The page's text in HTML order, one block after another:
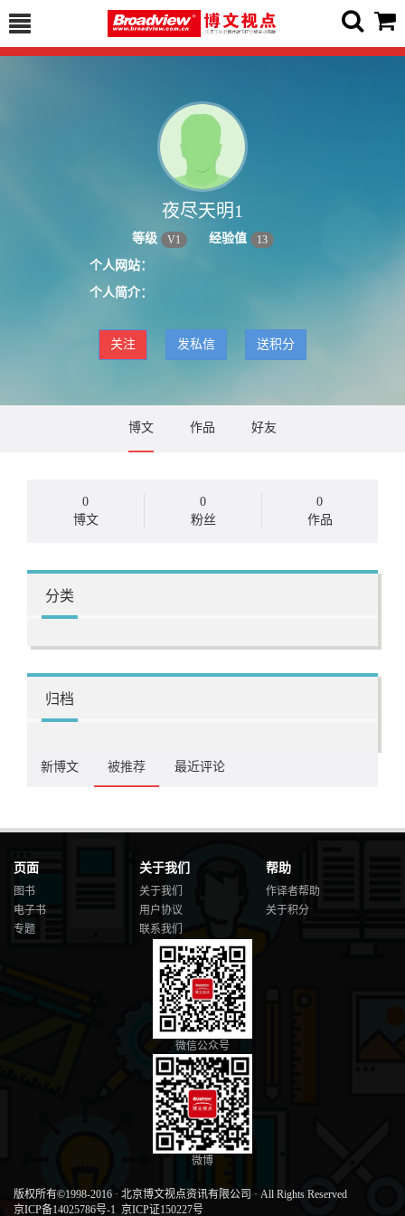
夜尽天明1
等级 V1 经验值 13
个人网站：
个人简介：
关注 发私信 送积分
博文 作品 好友
0
博文
0
粉丝
0
作品
分类
归档
新博文 被推荐 最近评论
页面
图书
电子书
专题
关于我们
关于我们
用户协议
联系我们
帮助
作译者帮助
关于积分
微信公众号
微博
版权所有©1998-2016 · 北京博文视点资讯有限公司 · All Rights Reserved
京ICP备14025786号-1 京ICP证150227号